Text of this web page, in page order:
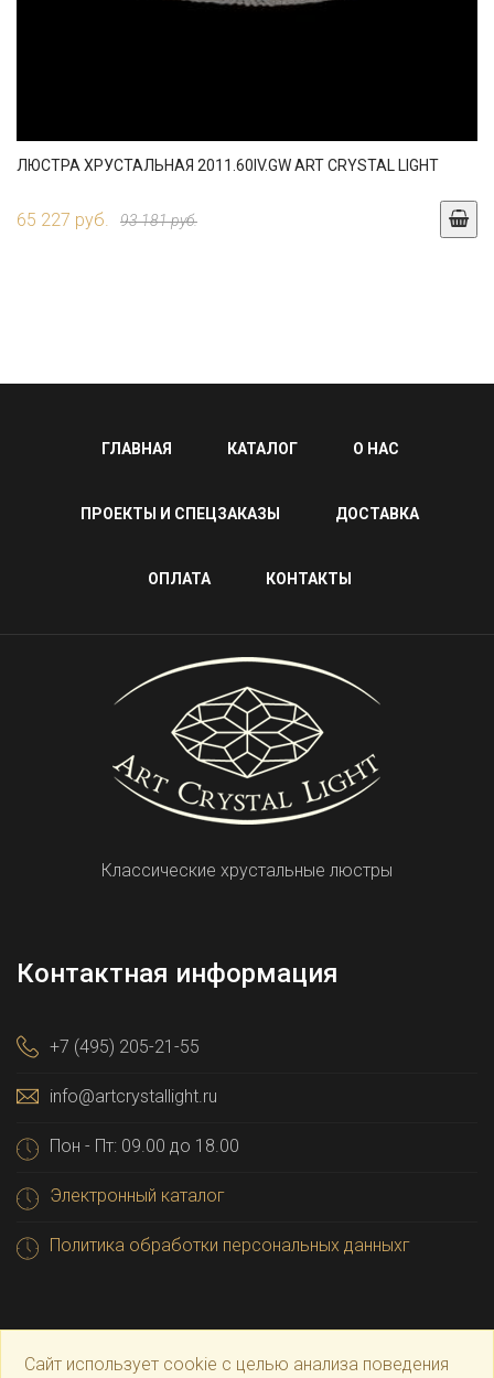
ЛЮСТРА ХРУСТАЛЬНАЯ 2011.60IV.GW ART CRYSTAL LIGHT
65 227 руб. 93 181 руб.
ГЛАВНАЯ КАТАЛОГ О НАС
ПРОЕКТЫ И СПЕЦЗАКАЗЫ ДОСТАВКА
ОПЛАТА КОНТАКТЫ
Классические хрустальные люстры
Контактная информация
+7 (495) 205-21-55
info@artcrystallight.ru
Пон - Пт: 09.00 до 18.00
Электронный каталог
Политика обработки персональных данныхг
Сайт использует cookie с целью анализа поведения